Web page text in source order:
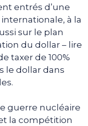
entrés d’une
à la
sur le plan
du dollar – lire
taxer de 100%
le dollar dans
guerre nucléaire
la compétition